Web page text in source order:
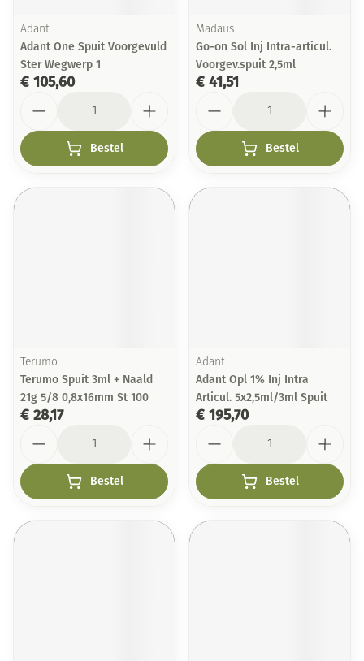
Adant
Adant One Spuit Voorgevuld
Ster Wegwerp 1
€ 105,60
Bestel
Madaus
Go-on Sol Inj Intra-articul.
Voorgev.spuit 2,5ml
€ 41,51
Bestel
Terumo
Terumo Spuit 3ml + Naald
21g 5/8 0,8x16mm St 100
€ 28,17
Bestel
Adant
Adant Opl 1% Inj Intra
Articul. 5x2,5ml/3ml Spuit
€ 195,70
Bestel